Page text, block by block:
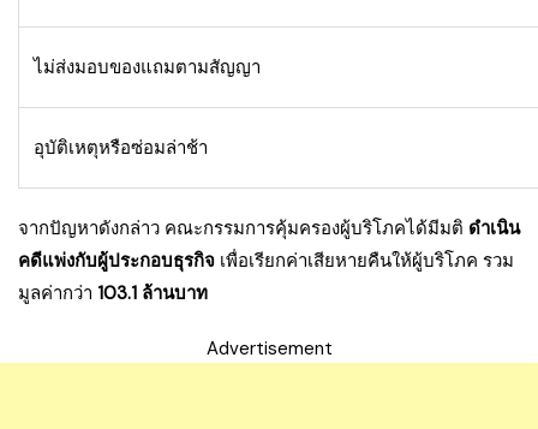
ไม่ส่งมอบของแถมตามสัญญา
อุบัติเหตุหรือซ่อมล่าช้า
จากปัญหาดังกล่าว คณะกรรมการคุ้มครองผู้บริโภคได้มีมติ ดำเนิน
คดีแพ่งกับผู้ประกอบธุรกิจ เพื่อเรียกค่าเสียหายคืนให้ผู้บริโภค รวม
มูลค่ากว่า 103.1 ล้านบาท
Advertisement